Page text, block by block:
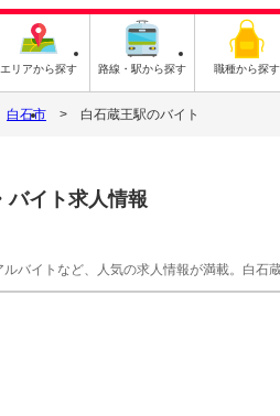
エリアから探す 路線・駅から探す 職種から探す
白石市 白石蔵王駅のバイト
バイト求人情報
バイトなど、人気の求人情報が満載。白石